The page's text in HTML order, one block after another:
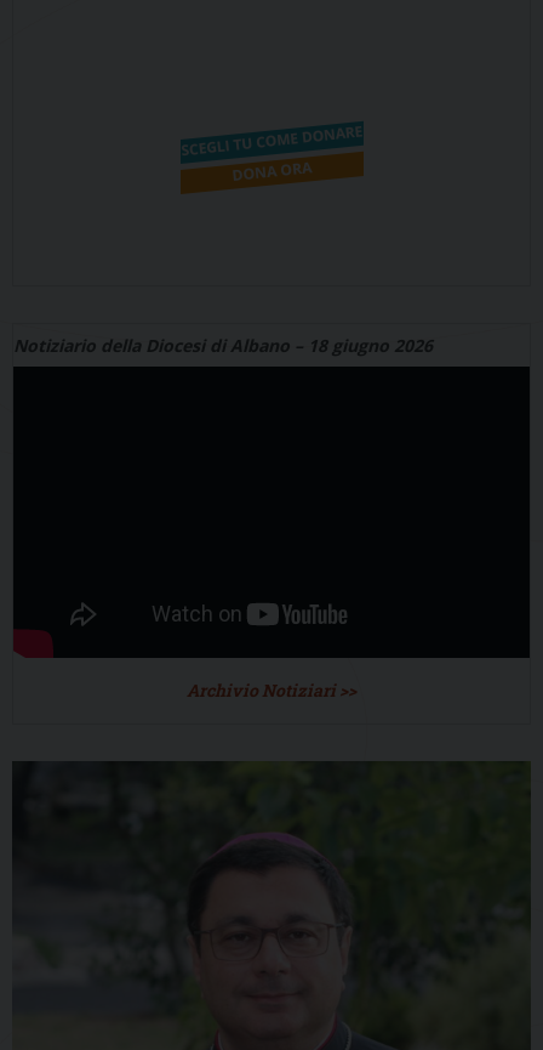
Notiziario della Diocesi di Albano – 18 giugno 2026
Archivio Notiziari >>